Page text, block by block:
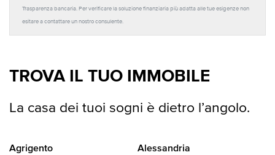
Trasparenza bancaria. Per verificare la soluzione finanziaria più adatta alle tue esigenze non
esitare a contattare un nostro consulente.
TROVA IL TUO IMMOBILE
La casa dei tuoi sogni è dietro l’angolo.
Agrigento Alessandria